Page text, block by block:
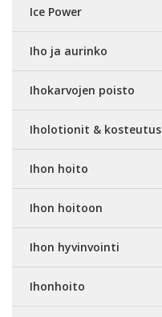
Ice Power
Iho ja aurinko
Ihokarvojen poisto
Iholotionit & kosteutus
Ihon hoito
Ihon hoitoon
Ihon hyvinvointi
Ihonhoito